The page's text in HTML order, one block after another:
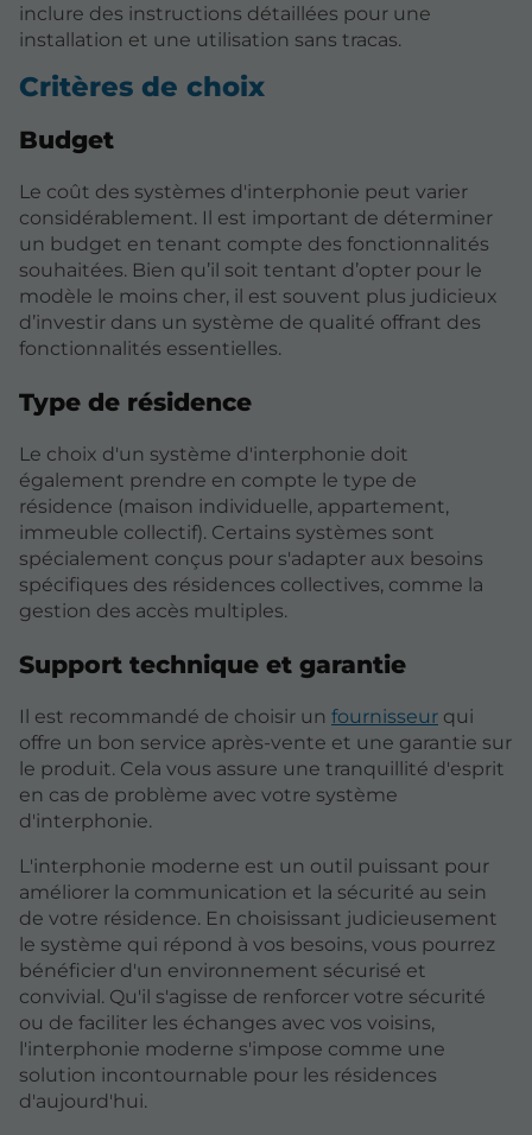
inclure des instructions détaillées pour une
installation et une utilisation sans tracas.
Critères de choix
Budget
Le coût des systèmes d'interphonie peut varier
considérablement. Il est important de déterminer
un budget en tenant compte des fonctionnalités
souhaitées. Bien qu’il soit tentant d’opter pour le
modèle le moins cher, il est souvent plus judicieux
d’investir dans un système de qualité offrant des
fonctionnalités essentielles.
Type de résidence
Le choix d'un système d'interphonie doit
également prendre en compte le type de
résidence (maison individuelle, appartement,
immeuble collectif). Certains systèmes sont
spécialement conçus pour s'adapter aux besoins
spécifiques des résidences collectives, comme la
gestion des accès multiples.
Support technique et garantie
Il est recommandé de choisir un fournisseur qui
offre un bon service après-vente et une garantie sur
le produit. Cela vous assure une tranquillité d'esprit
en cas de problème avec votre système
d'interphonie.
L'interphonie moderne est un outil puissant pour
améliorer la communication et la sécurité au sein
de votre résidence. En choisissant judicieusement
le système qui répond à vos besoins, vous pourrez
bénéficier d'un environnement sécurisé et
convivial. Qu'il s'agisse de renforcer votre sécurité
ou de faciliter les échanges avec vos voisins,
l'interphonie moderne s'impose comme une
solution incontournable pour les résidences
d'aujourd'hui.